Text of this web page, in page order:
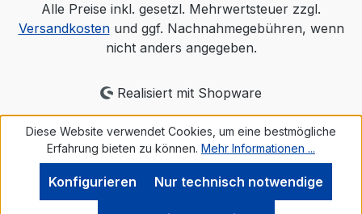
Alle Preise inkl. gesetzl. Mehrwertsteuer zzgl.
Versandkostenund ggf. Nachnahmegebühren, wenn
nicht anders angegeben.
Realisiert mit Shopware
Diese Website verwendet Cookies, um eine bestmögliche
Erfahrung bieten zu können. Mehr Informationen ...
Nur technisch notwendige
Konfigurieren